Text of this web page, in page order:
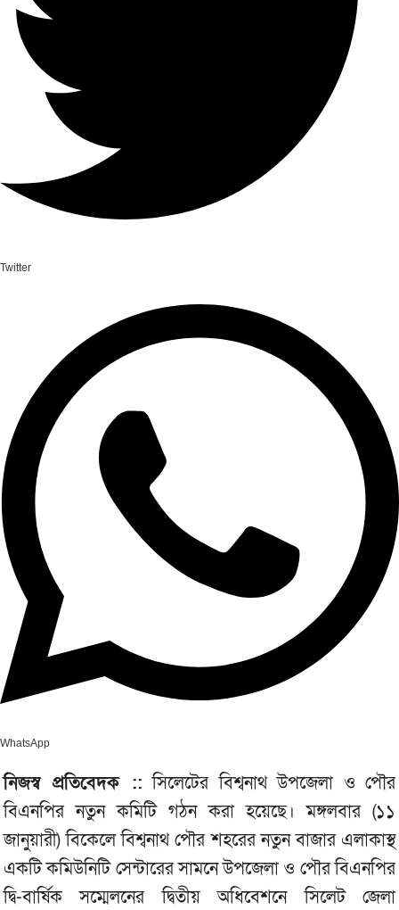
Twitter
WhatsApp
নিজস্ব প্রতিবেদক :: সিলেটের বিশ্বনাথ উপজেলা ও পৌর
বিএনপির নতুন কমিটি গঠন করা হয়েছে। মঙ্গলবার (১১
জানুয়ারী) বিকেলে বিশ্বনাথ পৌর শহরের নতুন বাজার এলাকাস্থ
একটি কমিউনিটি সেন্টারের সামনে উপজেলা ও পৌর বিএনপির
দ্বি-বার্ষিক সম্মেলনের দ্বিতীয় অধিবেশনে সিলেট জেলা